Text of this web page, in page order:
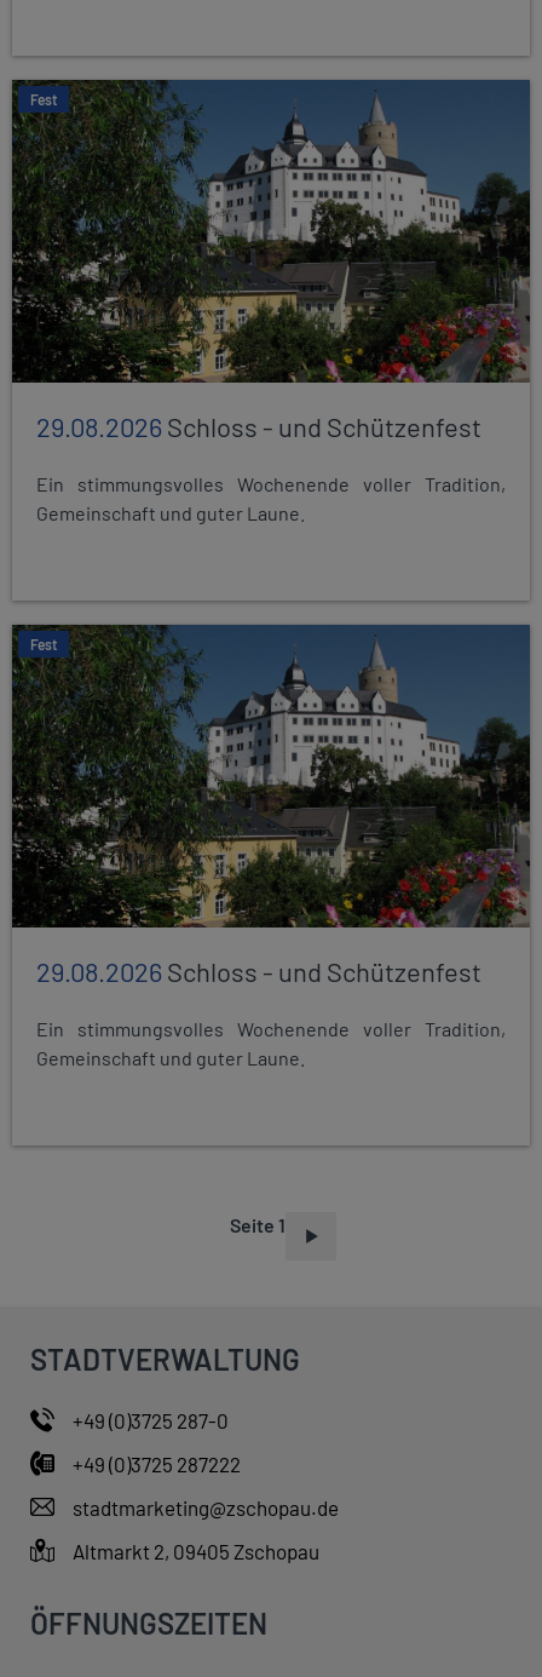
Fest
29.08.2026Schloss - und Schützenfest
Ein stimmungsvolles Wochenende voller Tradition,
Gemeinschaft und guter Laune.
Fest
29.08.2026Schloss - und Schützenfest
Ein stimmungsvolles Wochenende voller Tradition,
Gemeinschaft und guter Laune.
Seite 1
STADTVERWALTUNG
+49 (0)3725 287-0
+49 (0)3725 287222
stadtmarketing@zschopau.de
Altmarkt 2, 09405 Zschopau
ÖFFNUNGSZEITEN